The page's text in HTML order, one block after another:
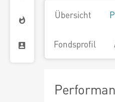
Übersicht
Fondsprofil